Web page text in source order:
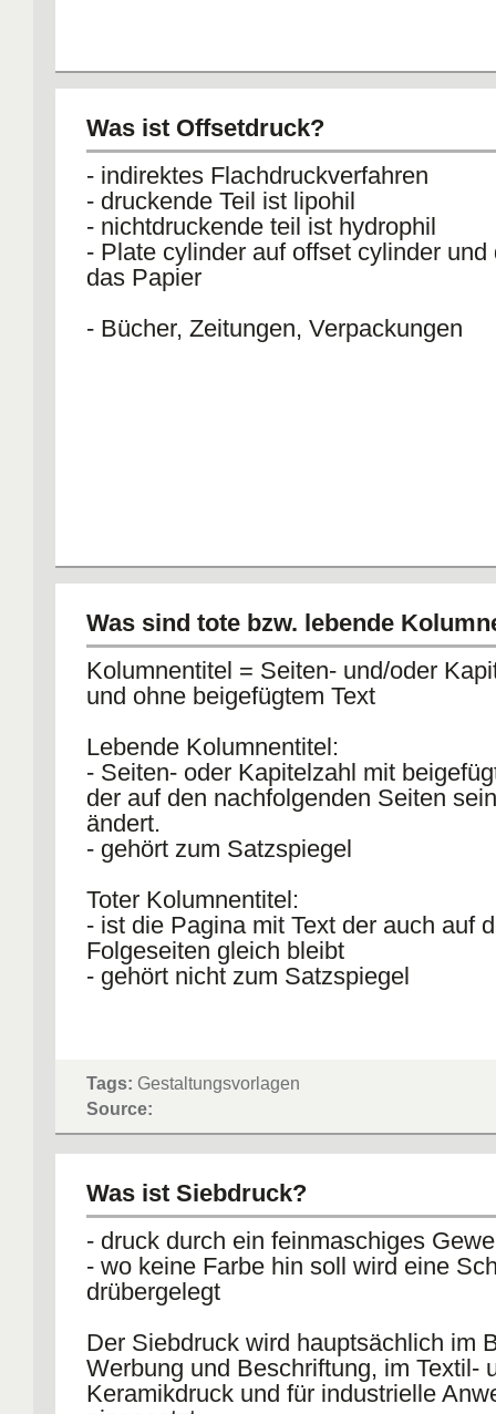
Was ist Offsetdruck?
- indirektes Flachdruckverfahren
- druckende Teil ist lipohil
- nichtdruckende teil ist hydrophil
- Plate cylinder auf offset cylinder und
das Papier
- Bücher, Zeitungen, Verpackungen
Was sind tote bzw. lebende
Kolumnentitel = Seiten- und/oder
und ohne beigefügtem Text
Lebende Kolumnentitel:
- Seiten- oder Kapitelzahl mit
der auf den nachfolgenden Seiten
ändert.
- gehört zum Satzspiegel
Toter Kolumnentitel:
- ist die Pagina mit Text der auch auf
Folgeseiten gleich bleibt
- gehört nicht zum Satzspiegel
Tags: Gestaltungsvorlagen
Source:
Was ist Siebdruck?
- druck durch ein feinmaschiges
- wo keine Farbe hin soll wird eine
drübergelegt
Der Siebdruck wird hauptsächlich im
Werbung und Beschriftung, im Textil-
Keramikdruck und für industrielle